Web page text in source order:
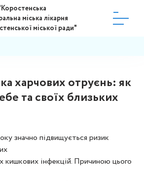
міська лікарня
міської ради"
харчових отруєнь: як
та своїх близьких
значно підвищується ризик
кишкових інфекцій. Причиною цього